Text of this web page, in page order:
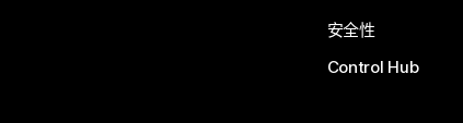
安全性
Control Hub